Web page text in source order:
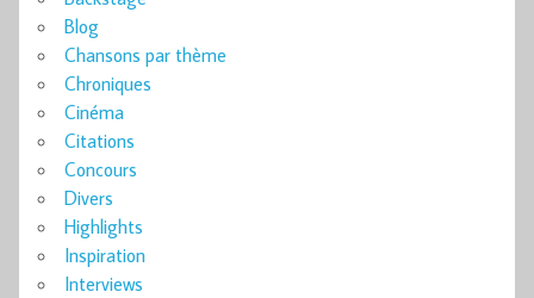
Blog
Chansons par thème
Chroniques
Cinéma
Citations
Concours
Divers
Highlights
Inspiration
Interviews